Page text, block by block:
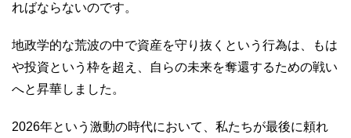
ればならないのです。
地政学的な荒波の中で資産を守り抜くという行為は、もは
や投資という枠を超え、自らの未来を奪還するための戦い
へと昇華しました。
2026年という激動の時代において、私たちが最後に頼れ